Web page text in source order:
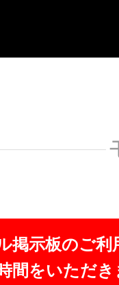
掲示板のご
間をいただき